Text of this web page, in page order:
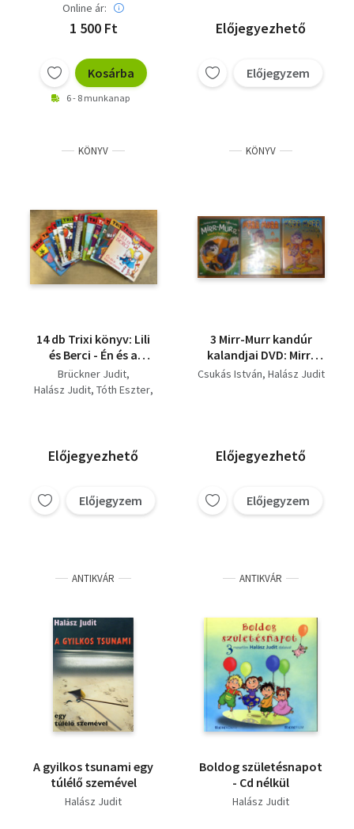
Online ár:
1 500 Ft
Kosárba
6 - 8 munkanap
CD)
Előjegyezhető
Előjegyzem
KÖNYV
14 db Trixi könyv: Lili
és Berci - Én és a
kistestvérem, Ma eljön
a fogtündér, Rezső és
oviba megy,
Húsvéthétfő
Manómesék - A
Manócsalád egy napja,
Brückner Judit
Halász Judit Tóth Eszter
F. Nagy Gábor
Előjegyezhető
Előjegyzem
KÖNYV
3 Mirr-Murr kandúr
kalandjai DVD: Mirr-
Murr kandúr kalandjai
Csukás István Halász Judit
Előjegyezhető
Előjegyzem
ANTIKVÁR
A gyilkos tsunami egy
túlélő szemével
Halász Judit
ANTIKVÁR
Boldog születésnapot
- Cd nélkül
Halász Judit